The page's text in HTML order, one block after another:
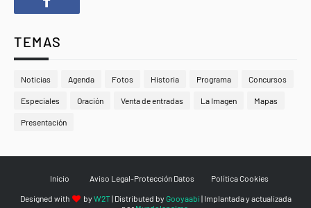
TEMAS
Noticias Agenda Fotos Historia Programa Concursos
Especiales Oración Venta de entradas La Imagen Mapas
Presentación
Inicio Aviso Legal-Protección Datos Política Cookies
Designed with by W2T| Distributed by Gooyaabi | Implantada y actualizada